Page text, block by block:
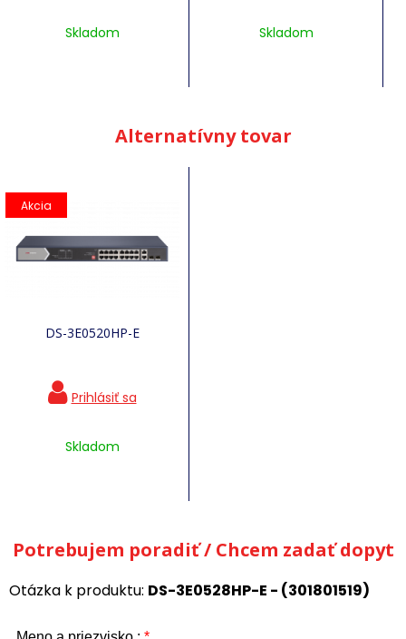
Skladom Skladom
Alternatívny tovar
DS-3E0520HP-E
Akcia
Skladom
Potrebujem poradiť / Chcem zadať dopyt
Otázka k produktu: DS-3E0528HP-E - (301801519)